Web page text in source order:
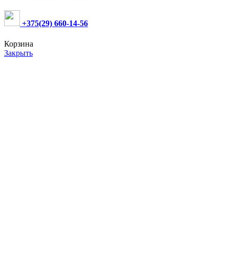
+375(29) 660-14-56
Корзина
Закрыть